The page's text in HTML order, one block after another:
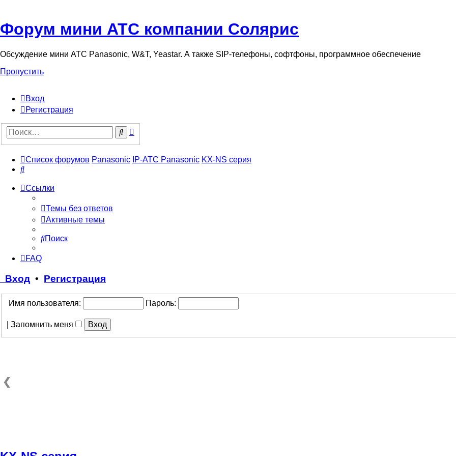
Форум мини АТС компании Солярис
Обсуждение мини АТС Panasonic, W&T, Yeastar. А также SIP-телефоны, софтфоны, программное обеспечение
Пропустить
Вход
Регистрация
Поиск
Список форумов Panasonic IP-АТС Panasonic KX-NS серия
Поиск
Ссылки
Темы без ответов
Активные темы
Поиск
FAQ
Вход • Регистрация
Имя пользователя: Пароль:
Запомнить меня
❮